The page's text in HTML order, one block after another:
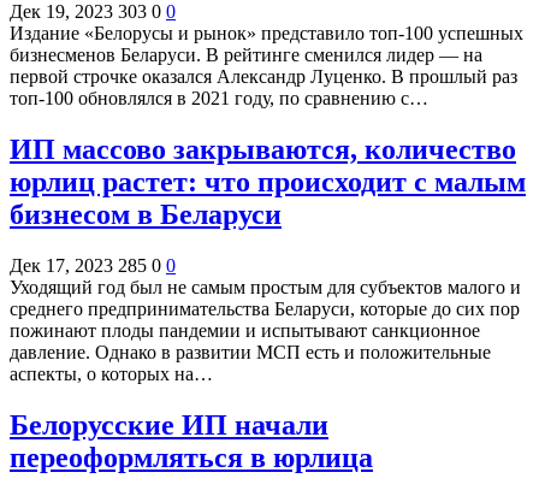
Дек 19, 2023 303 0 0
Издание «Белорусы и рынок» представило топ-100 успешных
бизнесменов Беларуси. В рейтинге сменился лидер — на
первой строчке оказался Александр Луценко. В прошлый раз
топ-100 обновлялся в 2021 году, по сравнению с…
ИП массово закрываются, количество
юрлиц растет: что происходит с малым
бизнесом в Беларуси
Дек 17, 2023 285 0 0
Уходящий год был не самым простым для субъектов малого и
среднего предпринимательства Беларуси, которые до сих пор
пожинают плоды пандемии и испытывают санкционное
давление. Однако в развитии МСП есть и положительные
аспекты, о которых на…
Белорусские ИП начали
переоформляться в юрлица